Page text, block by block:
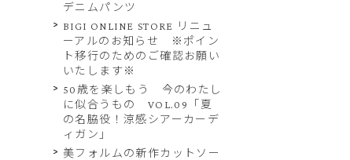
デニムパンツ
BIGI ONLINE STORE リニュ
ーアルのお知らせ ※ポイン
ト移行のためのご確認お願い
いたします※
50歳を楽しもう 今のわたし
に似合うもの VOL.09「夏
の名脇役！涼感シアーカーデ
ィガン」
美フォルムの新作カットソー